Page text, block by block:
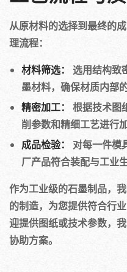
从原材料的选择到最终的
理流程：
材料筛选：
选用结构致
墨材料，确保材质内部
精密加工：
根据技术图
削参数和精细工艺进行
成品检验：
对每一件模
厂产品符合装配与工业
作为工业级的石墨制品，
的制造，为您提供符合行
迎提供图纸或技术参数，
协助方案。